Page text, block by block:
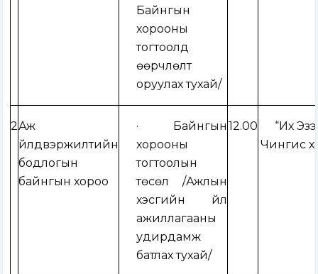
Байнгын
хорооны
тогтоолд
өөрчлөлт
оруулах тухай/
2Аж
үйлдвэржилтийн
бодлогын
байнгын хороо
· Байнгын
хорооны
тогтоолын
төсөл /Ажлын
хэсгийн үйл
ажиллагааны
удирдамж
батлах тухай/
12.00
“Их
Чингис